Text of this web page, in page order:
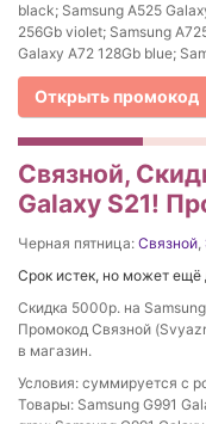
black; Samsung A525
256Gb violet; Samsung
Galaxy A72 128Gb blue;
Открыть промокод
Связной,
Galaxy S21!
Черная пятница: Связной,
Срок истек, но может ещё
Скидка 5000р. на
Промокод Связной
в магазин.
Условия: суммируется с
Товары: Samsung G991